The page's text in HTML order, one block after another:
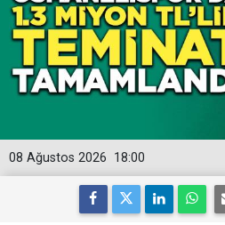
18:00
08 Ağustos 2026